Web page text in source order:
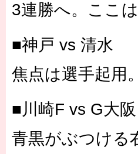
3連勝へ。ここ
■神戸 vs 清水
焦点は選手起用
■川崎F vs G大阪
青黒がぶつける